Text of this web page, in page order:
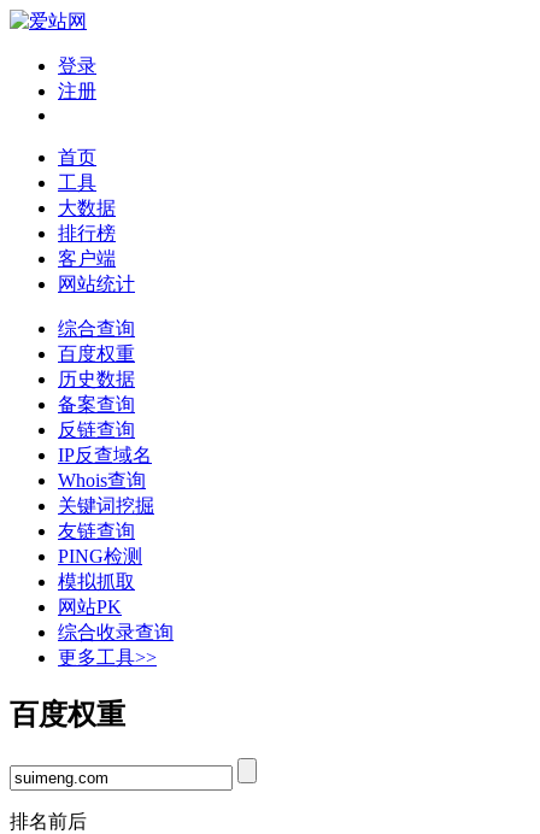
登录
注册
首页
工具
大数据
排行榜
客户端
网站统计
综合查询
百度权重
历史数据
备案查询
反链查询
IP反查域名
Whois查询
关键词挖掘
友链查询
PING检测
模拟抓取
网站PK
综合收录查询
更多工具>>
百度权重
排名前后